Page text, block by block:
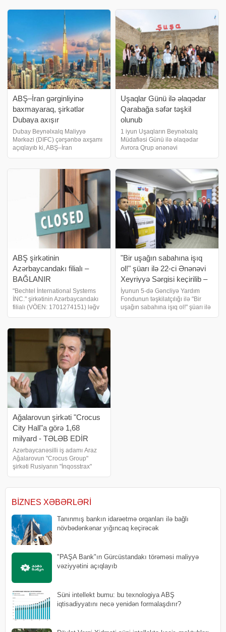
biləcəyi ilə bağlı narahatlıqlar
istirahəti təşki
ABŞ–İran gərginliyinə
baxmayaraq, şirkətlər
Dubaya axışır
Dubay Beynəlxalq Maliyyə
Mərkəzi (DIFC) çərşənbə axşamı
açıqlayıb ki, ABŞ–İran
olan birillik dövrdə mərkəzdə yeni
şirkət qeydiyyatlarının sayı 30%
artıb. Dubayda yaşayı
Uşaqlar Günü ilə əlaqədar
Qarabağa səfər təşkil
olunub
1 iyun Uşaqların Beynəlxalq
Müdafiəsi Günü ilə əlaqədar
Avrora Qrup ənənəvi
ictimai məsuliyyət" dəyərinə
əsaslanan tədbir çərçivəsind
ABŞ şirkətinin
Azərbaycandakı filialı –
BAĞLANIR
"Bechtel İnternational Systems
İNC." şirkətinin Azərbaycandakı
filialı (VÖEN: 1701274151) ləğv
EDİLDİ. biznes və maliyyə
xəbərləri portalı xəbər verir ki
"Bir uşağın sabahına işıq
ol!" şüarı ilə 22-ci Ənənəvi
Xeyriyyə Sərgisi keçirilib –
FOTOLAR
İyunun 5-də Gəncliyə Yardım
Fondunun təşkilatçılığı ilə "Bir
uşağın sabahına işıq ol!" şüarı ilə
Ağalarovun şirkəti "Crocus
City Hall"a görə 1,68
milyard - TƏLƏB EDİR
Azərbaycanəsilli iş adamı Araz
Ağalarovun "Crocus Group"
şirkəti Rusiyanın "İnqosstrax"
zərərin
BIZNES XƏBƏRLƏRI
Tanınmış bankın idarəetmə orqanları ilə bağlı
növbədənkənar yığıncaq keçirəcək
"PAŞA Bank"ın Gürcüstandakı törəməsi maliyyə
vəziyyətini açıqlayıb
Süni intellekt bumu: bu texnologiya ABŞ
iqtisadiyyatını necə yenidən formalaşdırır?